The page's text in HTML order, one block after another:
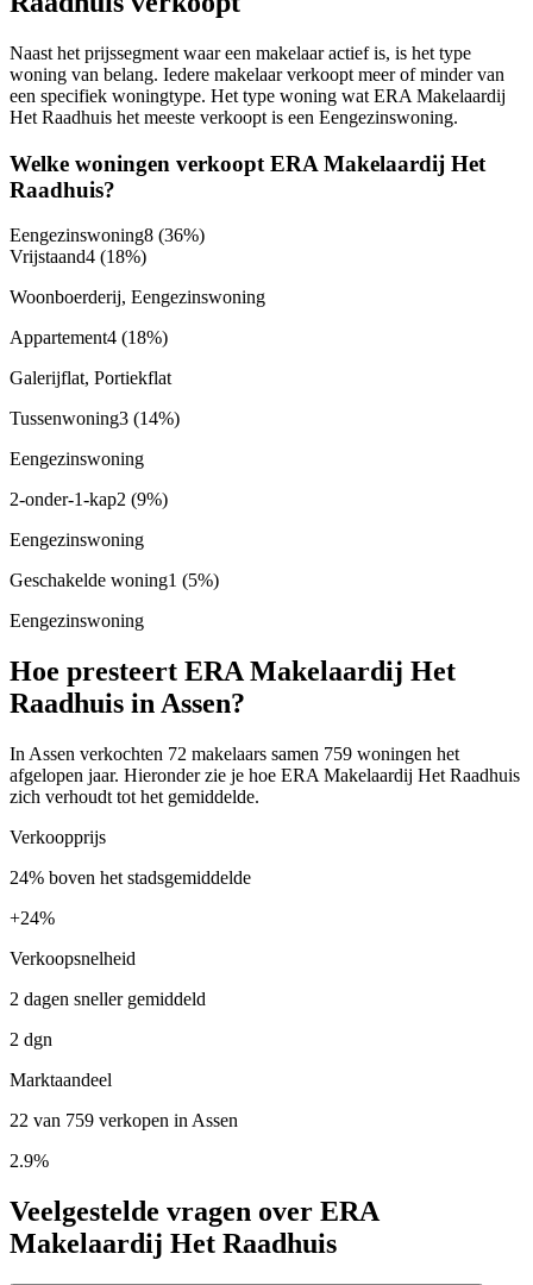
Naast het prijssegment waar een makelaar actief is, is het type
woning van belang. Iedere makelaar verkoopt meer of minder van
een specifiek woningtype. Het type woning wat ERA Makelaardij
Het Raadhuis het meeste verkoopt is een Eengezinswoning.
Welke woningen verkoopt ERA Makelaardij Het
Raadhuis?
Eengezinswoning8 (36%)
Vrijstaand4 (18%)
Woonboerderij, Eengezinswoning
Appartement4 (18%)
Galerijflat, Portiekflat
Tussenwoning3 (14%)
Eengezinswoning
2-onder-1-kap2 (9%)
Eengezinswoning
Geschakelde woning1 (5%)
Eengezinswoning
Hoe presteert ERA Makelaardij Het
Raadhuis in Assen?
In Assen verkochten 72 makelaars samen 759 woningen het
afgelopen jaar. Hieronder zie je hoe ERA Makelaardij Het Raadhuis
zich verhoudt tot het gemiddelde.
Verkoopprijs
24% boven het stadsgemiddelde
+24%
Verkoopsnelheid
2 dagen sneller gemiddeld
2 dgn
Marktaandeel
22 van 759 verkopen in Assen
2.9%
Veelgestelde vragen over ERA
Makelaardij Het Raadhuis